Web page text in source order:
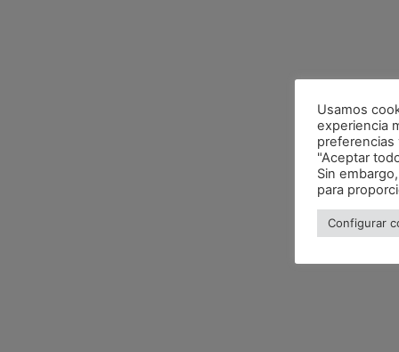
Usamos
experiencia
preferencias
"Aceptar
Sin
para
Configurar